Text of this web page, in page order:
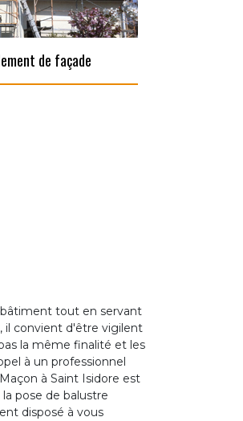
de façade
bâtiment tout en servant
il convient d'être vigilent
la même finalité et les
à un professionnel
à Saint Isidore est
pose de balustre
disposé à vous